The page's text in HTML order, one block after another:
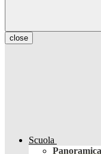
close
Scuola
Panoramica